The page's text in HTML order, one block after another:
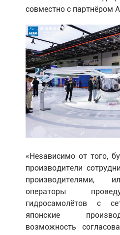
совместно с партнёром
«Независимо от того,
производители
производителями,
операторы
гидросамолётов с
японские
возможность